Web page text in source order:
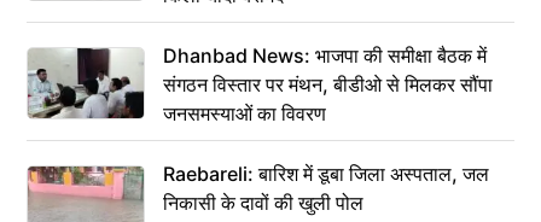
Dhanbad News: भाजपा की समीक्षा बैठक में
संगठन विस्तार पर मंथन, बीडीओ से मिलकर सौंपा
जनसमस्याओं का विवरण
Raebareli: बारिश में डूबा जिला अस्पताल, जल
निकासी के दावों की खुली पोल